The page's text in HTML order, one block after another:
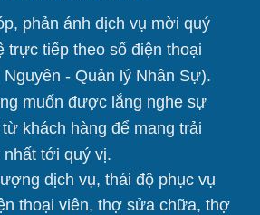
phản ánh dịch vụ mời quý
trực tiếp theo số điện thoại
- Quản lý Nhân Sự).
muốn được lắng nghe sự
khách hàng để mang trải
nhất tới quý vị.
dịch vụ, thái độ phục vụ
thoại viên, thợ sửa chữa, thợ